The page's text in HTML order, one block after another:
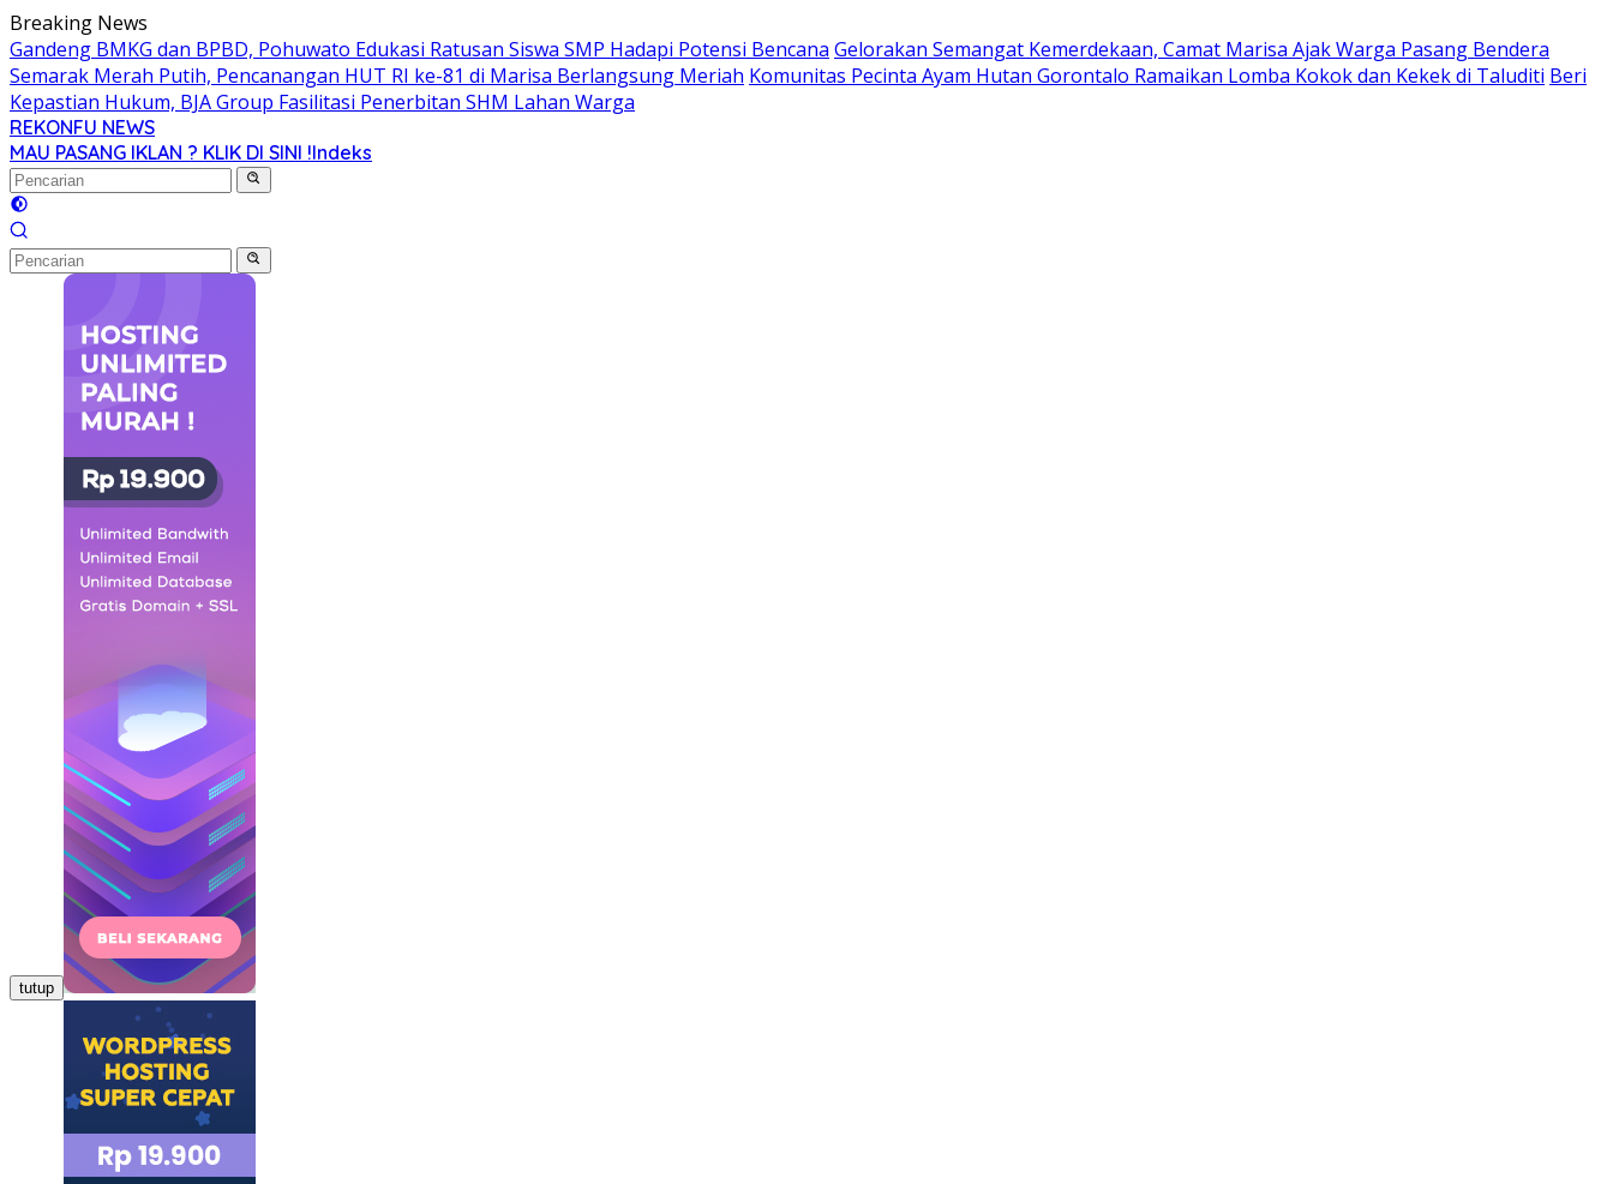
Langsung
ke
konten
Breaking News
Gandeng BMKG dan BPBD, Pohuwato Edukasi Ratusan Siswa SMP Hadapi Potensi Bencana Gelorakan Semangat Kemerdekaan, Camat Marisa Ajak Warga Pasang Bendera
Semarak Merah Putih, Pencanangan HUT RI ke-81 di Marisa Berlangsung Meriah Komunitas Pecinta Ayam Hutan Gorontalo Ramaikan Lomba Kokok dan Kekek di Taluditi Beri
Kepastian Hukum, BJA Group Fasilitasi Penerbitan SHM Lahan Warga
REKONFU NEWS
Tegas,
Berani
dan
Transparan
MAU PASANG IKLAN ? KLIK DI SINI !Indeks
tutup